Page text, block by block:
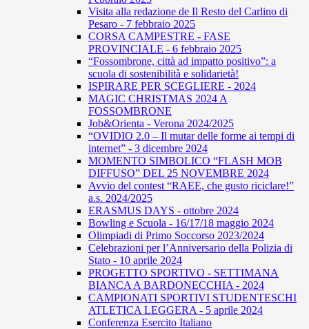
Visita alla redazione de Il Resto del Carlino di
Pesaro - 7 febbraio 2025
CORSA CAMPESTRE - FASE
PROVINCIALE - 6 febbraio 2025
“Fossombrone, città ad impatto positivo”: a
scuola di sostenibilità e solidarietà!
ISPIRARE PER SCEGLIERE - 2024
MAGIC CHRISTMAS 2024 A
FOSSOMBRONE
Job&Orienta - Verona 2024/2025
“OVIDIO 2.0 – Il mutar delle forme ai tempi di
internet” - 3 dicembre 2024
MOMENTO SIMBOLICO “FLASH MOB
DIFFUSO” DEL 25 NOVEMBRE 2024
Avvio del contest “RAEE, che gusto riciclare!”
a.s. 2024/2025
ERASMUS DAYS - ottobre 2024
Bowling e Scuola - 16/17/18 maggio 2024
Olimpiadi di Primo Soccorso 2023/2024
Celebrazioni per l’Anniversario della Polizia di
Stato - 10 aprile 2024
PROGETTO SPORTIVO - SETTIMANA
BIANCA A BARDONECCHIA - 2024
CAMPIONATI SPORTIVI STUDENTESCHI
ATLETICA LEGGERA - 5 aprile 2024
Conferenza Esercito Italiano